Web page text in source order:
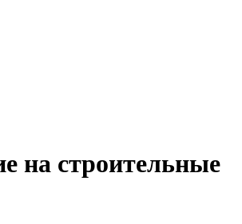
на строительные